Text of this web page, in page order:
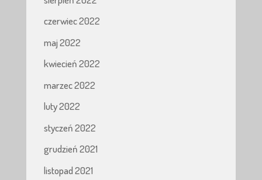
czerwiec 2022
maj 2022
kwiecień 2022
marzec 2022
luty 2022
styczeń 2022
grudzień 2021
listopad 2021